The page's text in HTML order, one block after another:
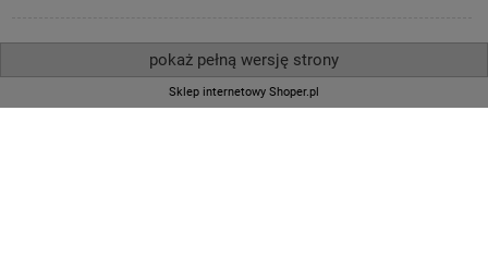
pokaż pełną wersję strony
Sklep internetowy Shoper.pl